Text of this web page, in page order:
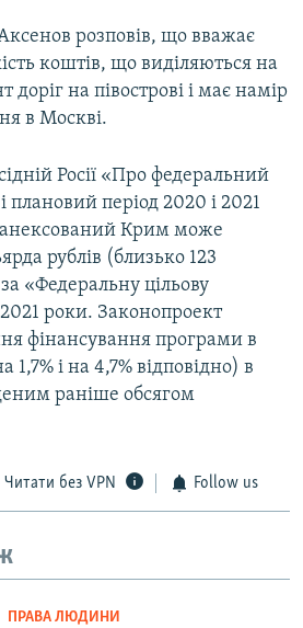
розповів, що вважає
коштів, що виділяються на
доріг на півострові і має намір
в Москві.
Росії «Про федеральний
плановий період 2020 і 2021
анексований Крим може
рублів (близько 123
«Федеральну цільову
роки. Законопроект
фінансування програми в
1,7% і на 4,7% відповідно) в
раніше обсягом
Читати без VPN Follow us
ПРАВА ЛЮДИНИ